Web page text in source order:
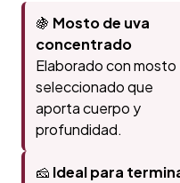
🍇 Mosto de uva
concentrado
Elaborado con mosto
seleccionado que
aporta cuerpo y
profundidad.
🧀 Ideal para